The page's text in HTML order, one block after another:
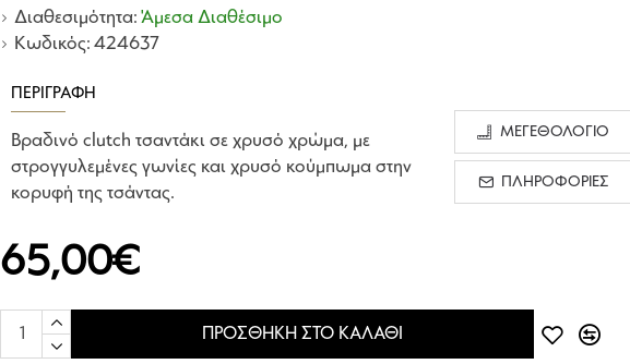
Διαθεσιμότητα: Άμεσα Διαθέσιμο
Κωδικός: 424637
65,00€
ΠΡΟΣΘΉΚΗ ΣΤΟ ΚΑΛΆΘΙ
ΠΕΡΙΓΡΑΦΉ
Βραδινό clutch τσαντάκι σε χρυσό χρώμα, με
στρογγυλεμένες γωνίες και χρυσό κούμπωμα στην
κορυφή της τσάντας.
ΜΕΓΕΘΟΛΟΓΙΟ
ΠΛΗΡΟΦΟΡΙΕΣ